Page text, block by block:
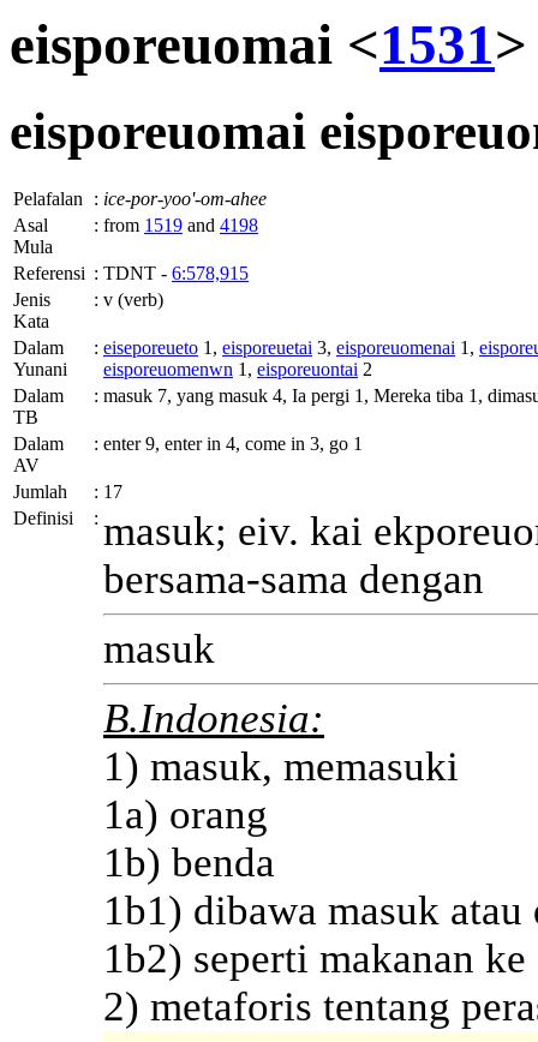
eisporeuomai <1531>
eisporeuomai
Pelafalan : ice-por-yoo'-om-ahee
Asal
Mula
: from 1519 and 4198
Referensi : TDNT - 6:578,915
Jenis
Kata
: v (verb)
Dalam
Yunani
: eiseporeueto 1, eisporeuetai 3, eisporeuomenai 1,
eisporeuomenwn 1, eisporeuontai 2
Dalam
TB
: masuk 7, yang masuk 4, Ia pergi 1, Mereka tiba 1,
Dalam
AV
: enter 9, enter in 4, come in 3, go 1
Jumlah : 17
Definisi
: masuk; eiv. kai
bersama-sama dengan
masuk
B.Indonesia:
1) masuk, memasuki
1a) orang
1b) benda
1b1) dibawa masuk
1b2) seperti makanan
2) metaforis tentang